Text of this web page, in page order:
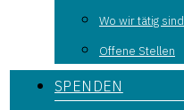
Wo wir tätig sind
Offene Stellen
SPENDEN